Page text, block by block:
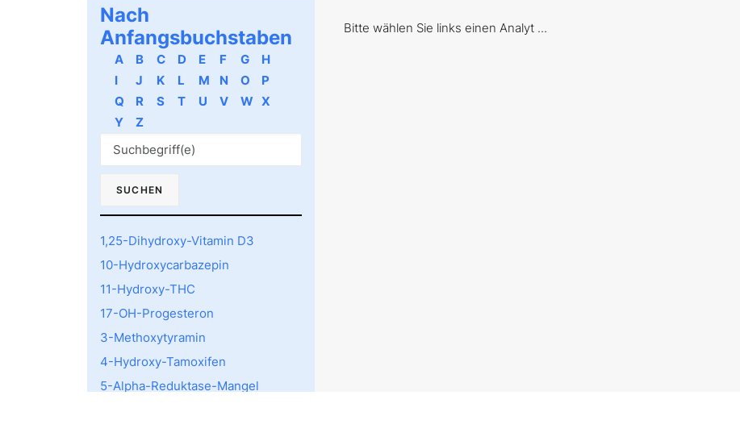
Nach
Anfangsbuchstaben
A B C D E F G
H
I
J K L M N O
P
Q
R S T U V W X
Y
Z
1,25-Dihydroxy-Vitamin D3
10-Hydroxycarbazepin
11-Hydroxy-THC
17-OH-Progesteron
3-Methoxytyramin
4-Hydroxy-Tamoxifen
5-Alpha-Reduktase-Mangel
Bitte wählen Sie links einen Analyt ...